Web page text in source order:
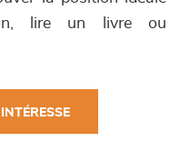
lire un livre ou